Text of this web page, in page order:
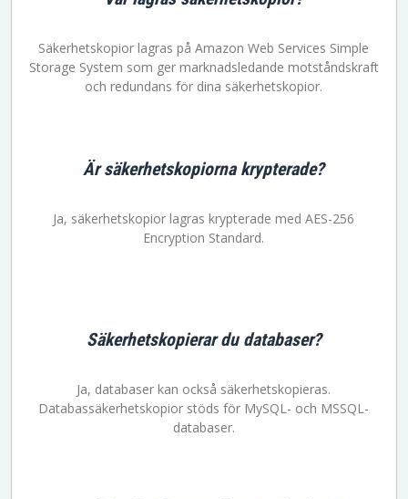
Säkerhetskopior lagras på Amazon Web Services Simple
Storage System som ger marknadsledande motståndskraft
och redundans för dina säkerhetskopior.
Är säkerhetskopiorna krypterade?
Ja, säkerhetskopior lagras krypterade med AES-256
Encryption Standard.
Säkerhetskopierar du databaser?
Ja, databaser kan också säkerhetskopieras.
Databassäkerhetskopior stöds för MySQL- och MSSQL-
databaser.